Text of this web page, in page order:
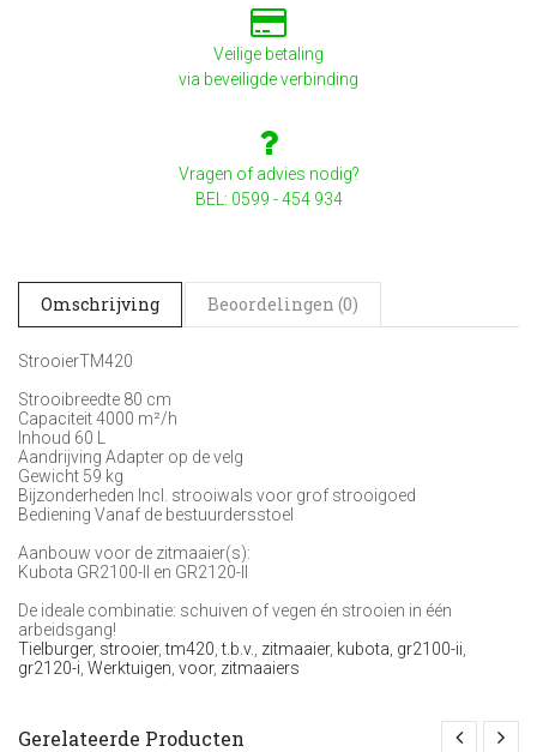
Veilige betaling
via beveiligde verbinding
Vragen of advies nodig?
BEL: 0599 - 454 934
Omschrijving Beoordelingen (0)
StrooierTM420
Strooibreedte 80 cm
Capaciteit 4000 m²/h
Inhoud 60 L
Aandrijving Adapter op de velg
Gewicht 59 kg
Bijzonderheden Incl. strooiwals voor grof strooigoed
Bediening Vanaf de bestuurdersstoel
Aanbouw voor de zitmaaier(s):
Kubota GR2100-II en GR2120-II
De ideale combinatie: schuiven of vegen én strooien in één
arbeidsgang!
Tielburger, strooier,tm420 ,t.b.v. zitmaaier, kubota gr2100-ii
gr2120-i Werktuigen voor, zitmaaiers
Gerelateerde Producten